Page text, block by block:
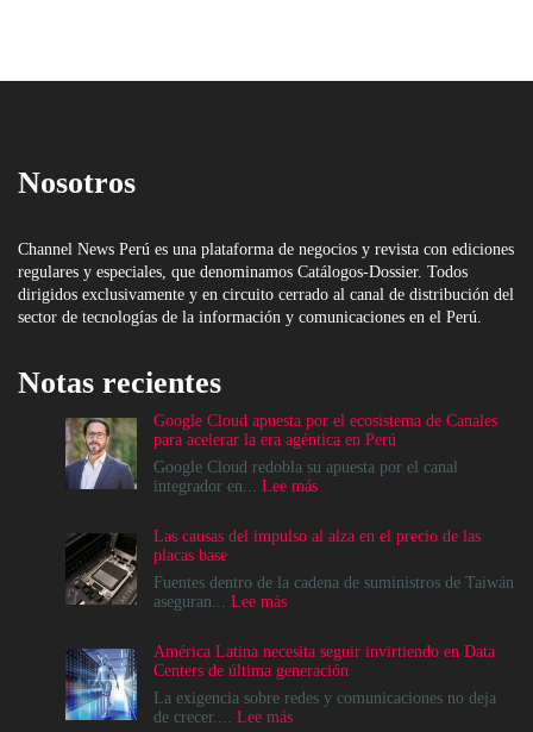
Nosotros
Channel News Perú es una plataforma de negocios y revista con ediciones
regulares y especiales, que denominamos Catálogos-Dossier. Todos
dirigidos exclusivamente y en circuito cerrado al canal de distribución del
sector de tecnologías de la información y comunicaciones en el Perú.
Notas recientes
Google Cloud apuesta por el ecosistema de Canales
para acelerar la era agéntica en Perú
Google Cloud redobla su apuesta por el canal
integrador en... Lee más:
apuesta
el
para
acelerar
la
era
Las causas del impulso al alza en el precio de las
placas base
Fuentes dentro de la cadena de suministros de Taiwán
aseguran... Lee más:
del
impulso
al
alza
América Latina necesita seguir invirtiendo en Data
Centers de última generación
La exigencia sobre redes y comunicaciones no deja
de crecer.... Lee más: